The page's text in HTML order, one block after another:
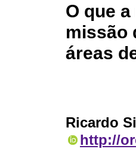
O que
missão
áreas
Ricardo
http://